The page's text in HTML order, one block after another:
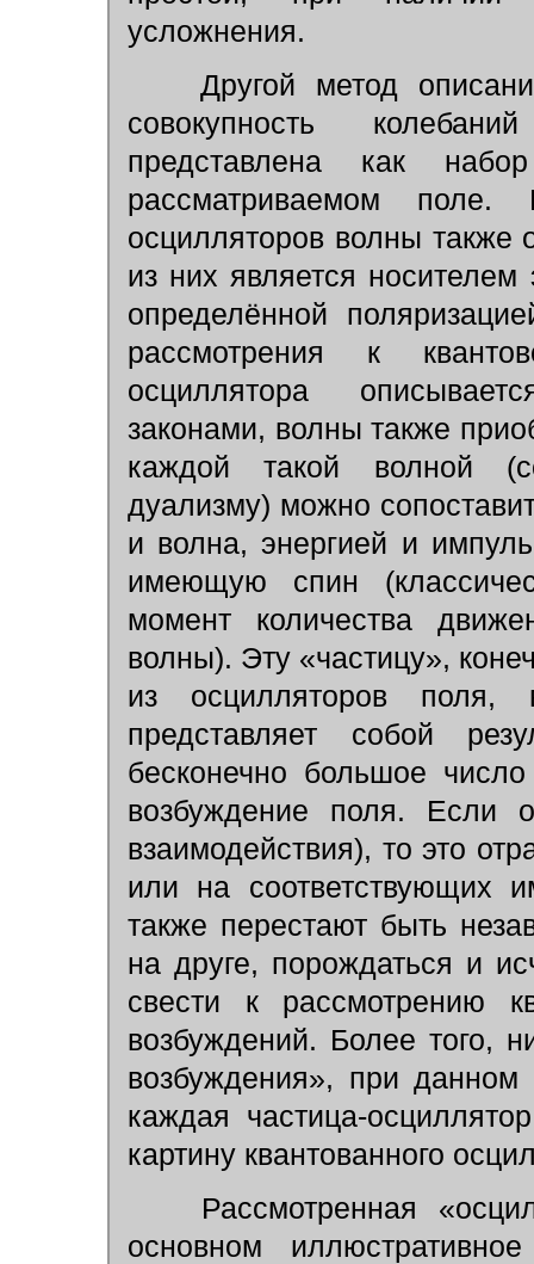
усложнения.
Другой метод
совокупность
представлена как
рассматриваемом поле.
осцилляторов волны также
из них является
определённой
рассмотрения к
осциллятора
законами, волны также
каждой такой волной
дуализму) можно
и волна, энергией и
имеющую спин
момент количества
волны). Эту «частицу»,
из осцилляторов
представляет собой
бесконечно большое
возбуждение поля. Если
взаимодействия), то это
или на соответствующих
также перестают быть
на друге, порождаться и
свести к рассмотрению
возбуждений. Более того,
возбуждения», при данном
каждая частица-
картину квантованного
Рассмотренная
основном